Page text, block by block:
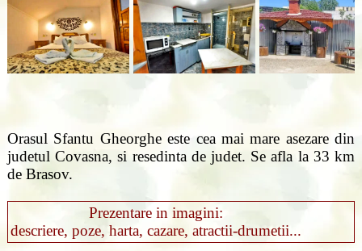
Orasul Sfantu Gheorghe este cea mai mare asezare din
judetul Covasna, si resedinta de judet. Se afla la 33 km
de Brasov.
Prezentare in imagini:
descriere, poze, harta, cazare, atractii-drumetii...